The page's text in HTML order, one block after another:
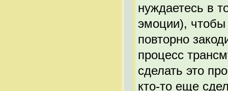
нуждаетесь в
эмоции), чтобы
повторно
процесс
сделать это
кто-то еще